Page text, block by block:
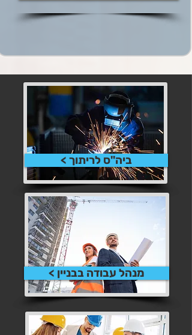
ביה"ס לריתוך >
מנהל עבודה בבניין >